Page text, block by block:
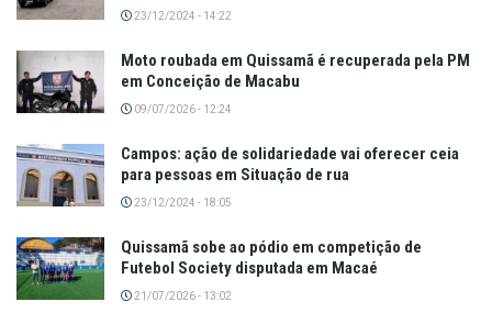
23/12/2024 - 14:22
Moto roubada em Quissamã é recuperada pela PM
em Conceição de Macabu
09/07/2026 - 12:24
Campos: ação de solidariedade vai oferecer ceia
para pessoas em Situação de rua
23/12/2024 - 18:05
Quissamã sobe ao pódio em competição de
Futebol Society disputada em Macaé
21/07/2026 - 13:02